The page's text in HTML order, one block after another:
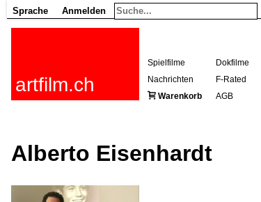
Sprache Anmelden
artfilm.ch
Spielfilme Dokfilme
Nachrichten
F-Rated
Warenkorb
AGB
Alberto Eisenhardt